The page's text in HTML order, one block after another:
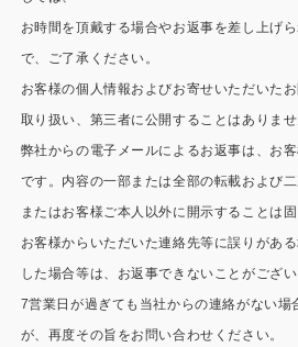
倉庫・工場
店舗
勉強部屋・子供部屋
休憩室・喫煙室
よ
その
お
利用
お時間を頂戴する場合やお返事を差し上げ
で、ご了承ください。
お客様の個人情報およびお寄せいただいた
取り扱い、第三者に公開することはありませ
弊社からの電子メールによるお返事は、お
です。内容の一部または全部の転載および二
またはお客様ご本人以外に開示することは
お客様からいただいた連絡先等に誤りがあ
した場合等は、お返事できないことがござい
7営業日が過ぎても当社からの連絡がない場
が、再度その旨をお問い合わせください。